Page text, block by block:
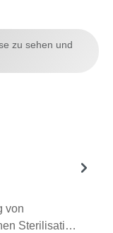
zu sehen und
von
Sterilisati…